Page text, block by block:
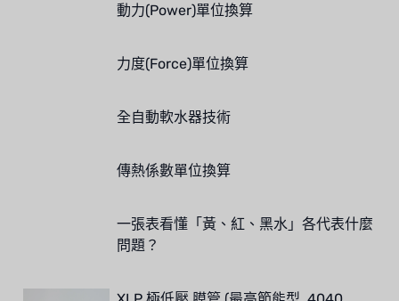
動力(Power)單位換算
力度(Force)單位換算
全自動軟水器技術
傳熱係數單位換算
一張表看懂「黃、紅、黑水」各代表什麼
問題？